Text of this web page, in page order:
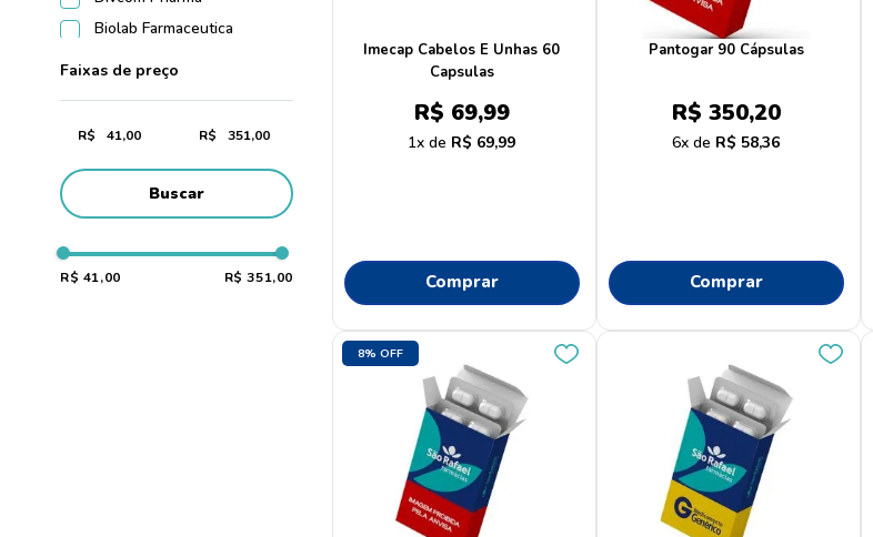
Biolab Farmaceutica
Faixas de preço
R$ R$
Buscar
R$ 41,00 R$ 351,00
Imecap Cabelos E Unhas 60
Capsulas
R$ 69,99
1 R$ 69,99
Comprar
Pantogar 90 Cápsulas
R$ 350,20
6 R$ 58,36
Comprar
8% OFF